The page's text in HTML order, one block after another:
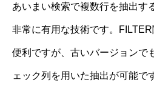
あいまい検索で複数行を抽出す
非常に有用な技術です。
便利ですが、古いバージョンで
ェック列を用いた抽出が可能で